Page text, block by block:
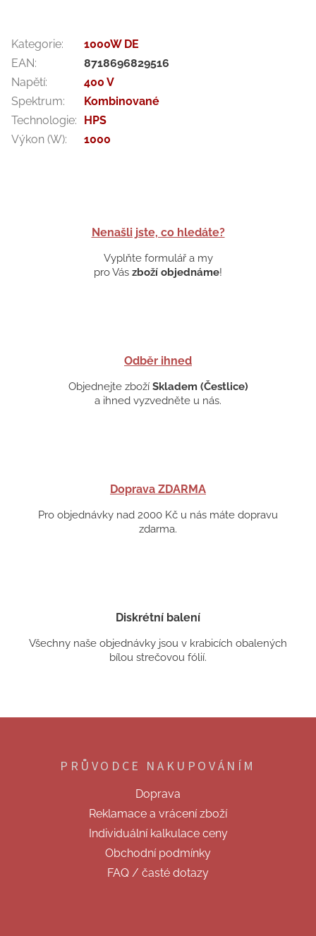
Nenašli jste, co hledáte?
Vyplňte formulář a my
pro Vás zboží objednáme!
Odběr ihned
Objednejte zboží Skladem (Čestlice)
a ihned vyzvedněte u nás.
Doprava ZDARMA
Pro objednávky nad 2000 Kč u nás máte dopravu
zdarma.
Diskrétní balení
Všechny naše objednávky jsou v krabicích obalených
bílou strečovou fólií.
Kategorie:
1000W DE
EAN:
8718696829516
Napětí:
400 V
Spektrum:
Kombinované
Technologie:
HPS
Výkon (W): 1000
PRŮVODCE NAKUPOVÁNÍM
Doprava
Reklamace a vrácení zboží
Individuální kalkulace ceny
Obchodní podmínky
FAQ / časté dotazy